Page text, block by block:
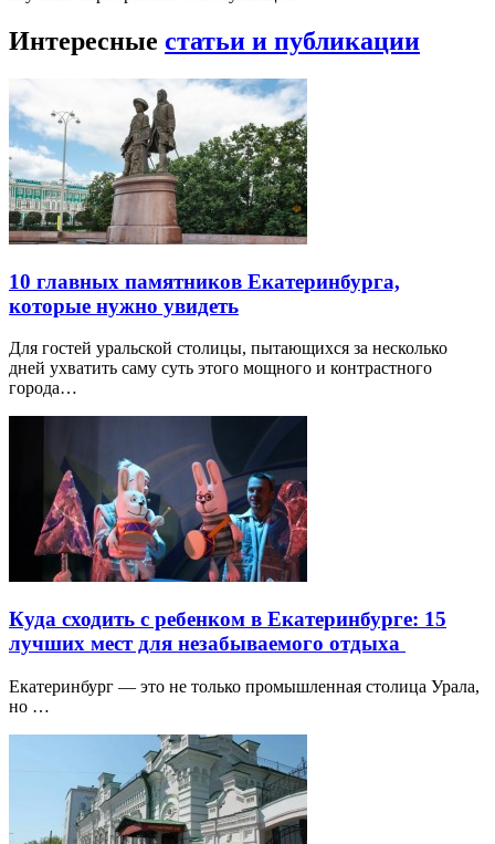
Интересные статьи и публикации
10 главных памятников Екатеринбурга,
которые нужно увидеть
Для гостей уральской столицы, пытающихся за несколько
дней ухватить саму суть этого мощного и контрастного
города…
Куда сходить с ребенком в Екатеринбурге: 15
лучших мест для незабываемого отдыха
Екатеринбург — это не только промышленная столица Урала,
но …